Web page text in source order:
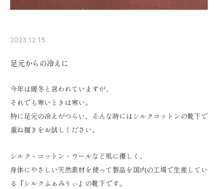
2023.12.15
足元からの冷えに
今年は暖冬と言われていますが、
それでも寒いときは寒い。
特に足元の冷えがつらい、そんな時にはシルクコットンの靴下で
重ね履きをお試しください。
シルク・コットン・ウールなど肌に優しく、
身体にやさしい天然素材を使って製品を国内の工場で生産してい
る『シルクふぁみりぃ』の靴下です。